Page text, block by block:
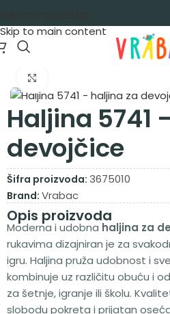
Skip to main content
Haljine dug rukav
Haljina 5741
devojčice
Šifra proizvoda: 3675010
Brand: Vrabac
Opis proizvoda
Moderna i udobna haljina za
rukavima dizajniran je za
igru. Haljina pruža udobnost i
kombinuje uz različitu obuću i
za šetnje, igranje ili školu.
slobodu pokreta i prijatan